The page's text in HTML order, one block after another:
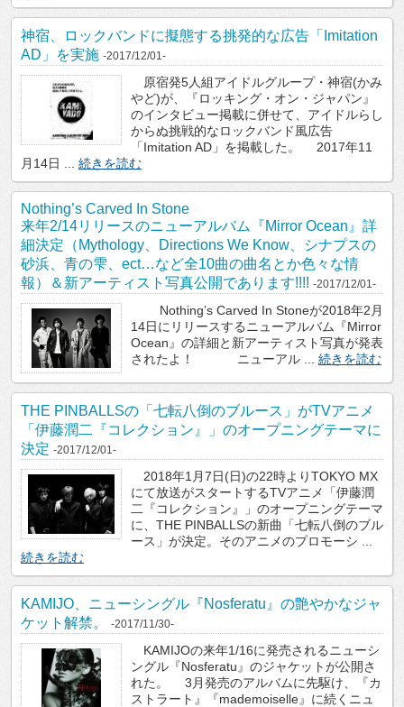
神宿、ロックバンドに擬態する挑発的な広告「Imitation
AD」を実施 -2017/12/01-
原宿発5人組アイドルグループ・神宿(かみ
やど)が、『ロッキング・オン・ジャパン』
のインタビュー掲載に併せて、アイドルらし
からぬ挑戦的なロックバンド風広告
「Imitation AD」を掲載した。 2017年11
月14日 ... 続きを読む
Nothing’s Carved In Stone
来年2/14リリースのニューアルバム『Mirror Ocean』詳
細決定（Mythology、Directions We Know、シナプスの
砂浜、青の雫、ect…など全10曲の曲名とか色々な情
報）＆新アーティスト写真公開であります!!!! -2017/12/01-
Nothing’s Carved In Stoneが2018年2月
14日にリリースするニューアルバム『Mirror
Ocean』の詳細と新アーティスト写真が発表
されたよ！ ニューアル ... 続きを読む
THE PINBALLSの「七転八倒のブルース」がTVアニメ
「伊藤潤二『コレクション』」のオープニングテーマに
決定 -2017/12/01-
2018年1月7日(日)の22時よりTOKYO MX
にて放送がスタートするTVアニメ「伊藤潤
二『コレクション』」のオープニングテーマ
に、THE PINBALLSの新曲「七転八倒のブル
ース」が決定。そのアニメのプロモーシ ...
続きを読む
KAMIJO、ニューシングル『Nosferatu』の艶やかなジャ
ケット解禁。
-2017/11/30-
KAMIJOの来年1/16に発売されるニューシ
ングル『Nosferatu』のジャケットが公開さ
れた。 3月発売のアルバムに先駆け、『カ
ストラート』『mademoiselle』に続くニュ